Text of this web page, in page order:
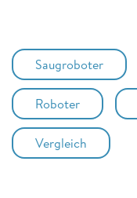
Saugroboter
Roboter
Vergleich